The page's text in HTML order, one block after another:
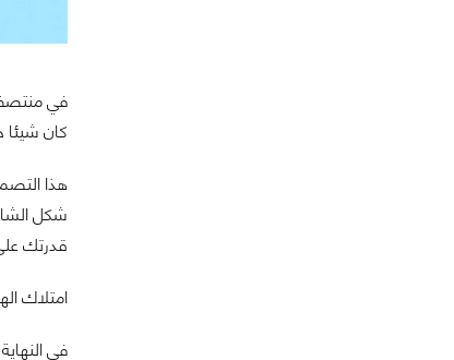
في
كان شيئا
هذا
شكل
قدرتك
امتلاك
في